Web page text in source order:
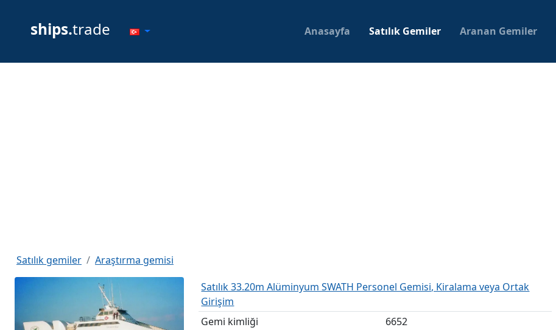
ships.trade Anasayfa Satılık Gemiler Aranan Gemiler
Satılık gemiler
Araştırma gemisi
Satılık 33.20m Alüminyum SWATH Personel Gemisi, Kiralama veya Ortak
Girişim
Gemi kimliği
6652